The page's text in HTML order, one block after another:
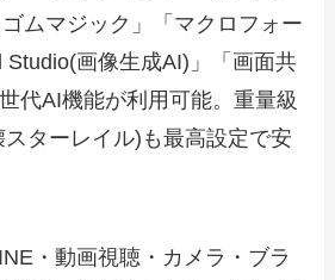
ムマジック」「マクロフォー
Studio(画像生成AI)」「画面共
代AI機能が利用可能。重量級
ターレイル)も最高設定で安
・動画視聴・カメラ・ブラ